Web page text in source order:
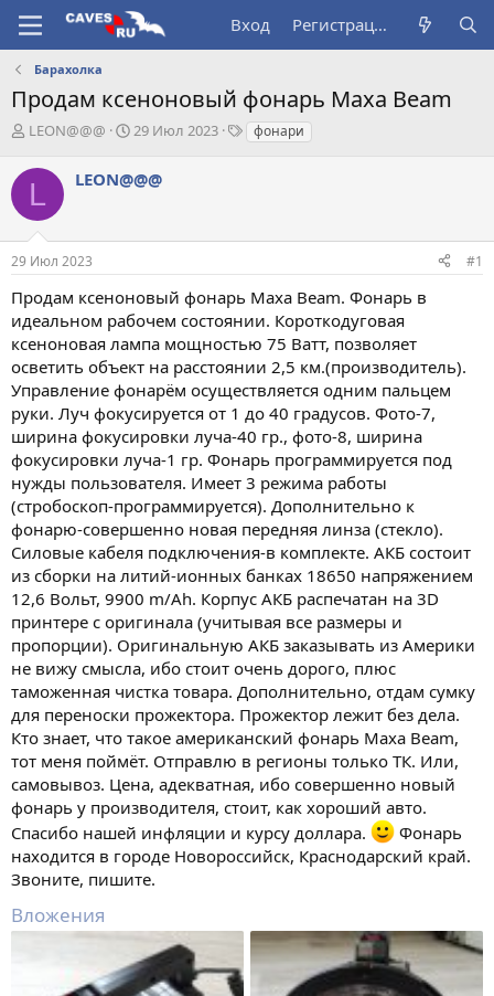
Вход Регистрация
Барахолка
Продам ксеноновый фонарь Maxa Beam
А
т
о
р
е
м
LEON@@@
Д
а
ч
а
29 Июл 2023
Тфонари
L LEON@@@
29 Июл 2023 #1
Продам ксеноновый фонарь Maxa Beam. Фонарь в
идеальном рабочем состоянии. Короткодуговая
ксеноновая лампа мощностью 75 Ватт, позволяет
осветить объект на расстоянии 2,5 км.(производитель).
Управление фонарём осуществляется одним пальцем
руки. Луч фокусируется от 1 до 40 градусов. Фото-7,
ширина фокусировки луча-40 гр., фото-8, ширина
фокусировки луча-1 гр. Фонарь программируется под
нужды пользователя. Имеет 3 режима работы
(стробоскоп-программируется). Дополнительно к
фонарю-совершенно новая передняя линза (стекло).
Силовые кабеля подключения-в комплекте. АКБ состоит
из сборки на литий-ионных банках 18650 напряжением
12,6 Вольт, 9900 m/Ah. Корпус АКБ распечатан на 3D
принтере с оригинала (учитывая все размеры и
пропорции). Оригинальную АКБ заказывать из Америки
не вижу смысла, ибо стоит очень дорого, плюс
таможенная чистка товара. Дополнительно, отдам сумку
для переноски прожектора. Прожектор лежит без дела.
Кто знает, что такое американский фонарь Maxa Beam,
тот меня поймёт. Отправлю в регионы только ТК. Или,
самовывоз. Цена, адекватная, ибо совершенно новый
фонарь у производителя, стоит, как хороший авто.
Спасибо нашей инфляции и курсу доллара.
Фонарь
находится в городе Новороссийск, Краснодарский край.
Звоните, пишите.
Вложения